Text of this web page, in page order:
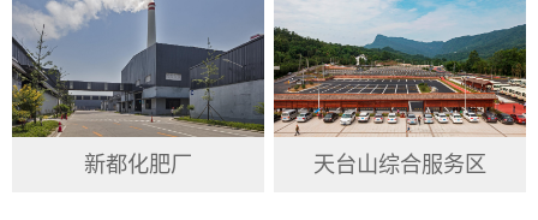
新都化肥厂 天台山综合服务区